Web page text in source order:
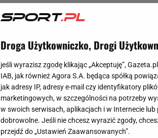
Droga Użytkowniczko, Drogi
jeśli wyrazisz zgodę klikając „Akceptuję”,
IAB, jak również Agora S.A. będąca spółką
jak adresy IP, adresy e-mail czy identyfikatory
marketingowych, w szczególności na potrzeby
w swoich serwisach, aplikacjach i w Internecie
dobrowolne. Jeśli nie chcesz wyrazić zgody,
przejdź do „Ustawień Zaawansowanych”.